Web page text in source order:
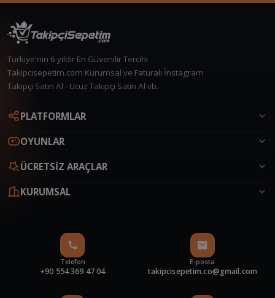
Türkiye'nin 6 yıldır En Güvenilir Tercihi
Takipcisepetim.com Kurumsal ve Faturalı İnstagram
Takipçi Satın Al - Ucuz Takipçi Satın Al vb.
PLATFORMLAR
OYUNLAR
ÜCRETSİZ ARAÇLAR
KURUMSAL
Telefon
+90 554 369 47 04
E-posta
takipcisepetim.co@gmail.com